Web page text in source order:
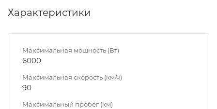
Характеристики
Максимальная мощность (Вт)
6000
Максимальная скорость (км/ч)
90
Максимальный пробег (км)